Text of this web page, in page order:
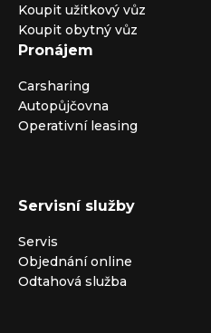
Koupit užitkový vůz
Koupit obytný vůz
Pronájem
Carsharing
Autopůjčovna
Operativní leasing
Servisní služby
Servis
Objednání online
Odtahová služba